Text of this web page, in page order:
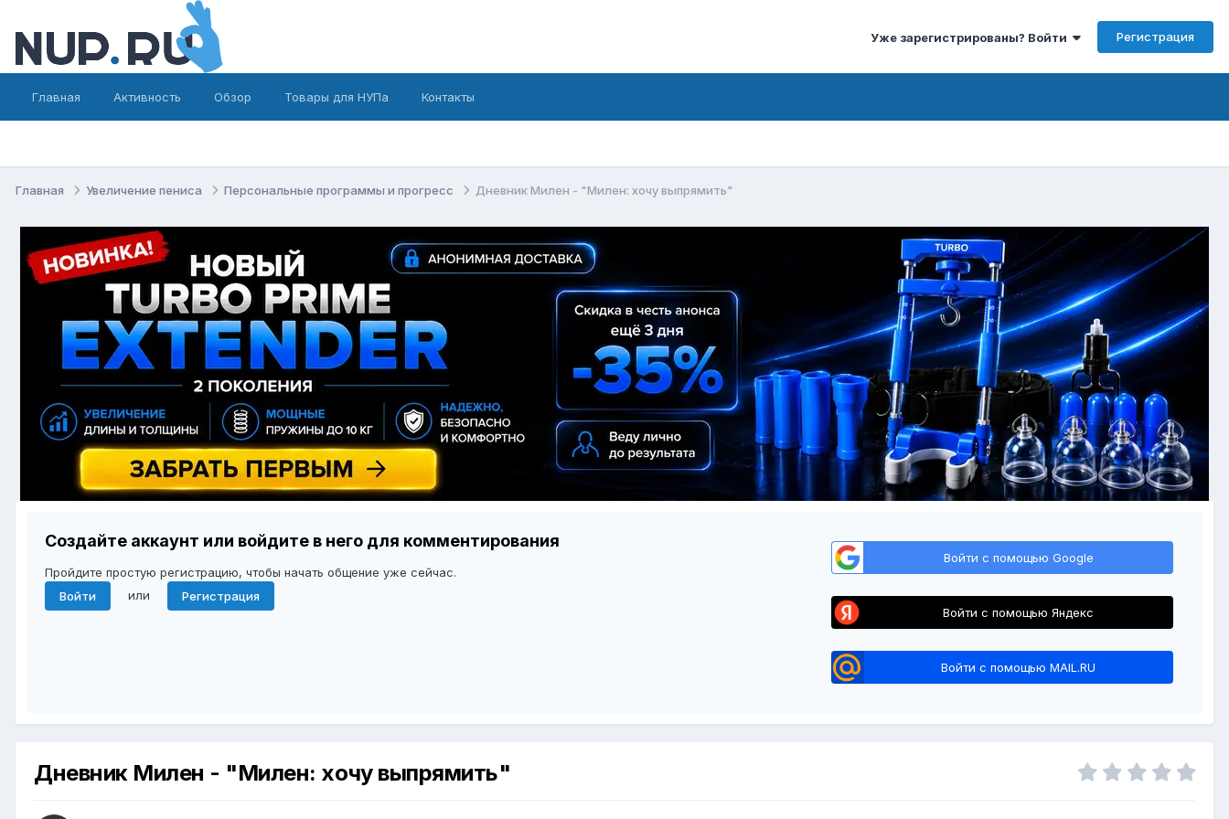
Уже зарегистрированы? Войти Регистрация
Главная Активность Обзор Товары для НУПа Контакты
Главная Увеличение пениса Персональные программы и прогресс Дневник Милен - "Милен: хочу выпрямить"
Создайте аккаунт или войдите в него для комментирования
Пройдите простую регистрацию, чтобы начать общение уже сейчас.
Войти
или Регистрация
Войти с помощью Google
Войти с помощью Яндекс
Войти с помощью MAIL.RU
Дневник Милен - "Милен: хочу выпрямить"